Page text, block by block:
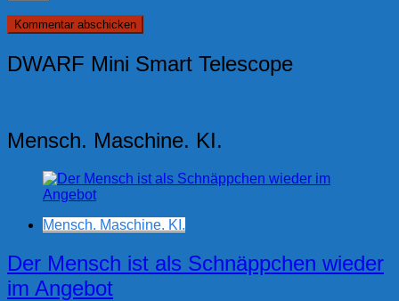
DWARF Mini Smart Telescope
Mensch. Maschine. KI.
Mensch. Maschine. KI.
Der Mensch ist als Schnäppchen wieder
im Angebot